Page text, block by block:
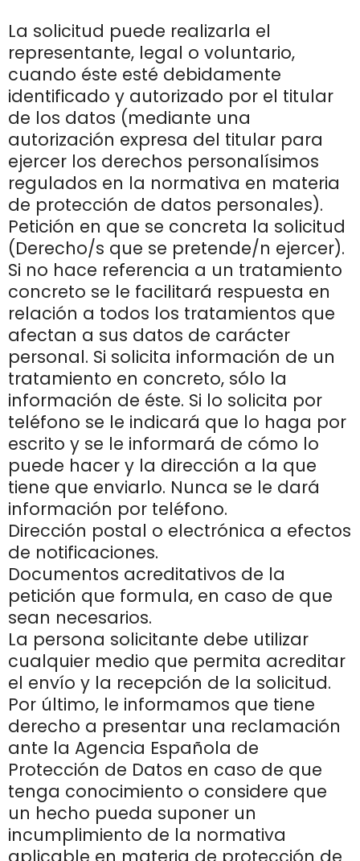
La solicitud puede realizarla el
representante, legal o voluntario,
cuando éste esté debidamente
identificado y autorizado por el titular
de los datos (mediante una
autorización expresa del titular para
ejercer los derechos personalísimos
regulados en la normativa en materia
de protección de datos personales).
Petición en que se concreta la solicitud
(Derecho/s que se pretende/n ejercer).
Si no hace referencia a un tratamiento
concreto se le facilitará respuesta en
relación a todos los tratamientos que
afectan a sus datos de carácter
personal. Si solicita información de un
tratamiento en concreto, sólo la
información de éste. Si lo solicita por
teléfono se le indicará que lo haga por
escrito y se le informará de cómo lo
puede hacer y la dirección a la que
tiene que enviarlo. Nunca se le dará
información por teléfono.
Dirección postal o electrónica a efectos
de notificaciones.
Documentos acreditativos de la
petición que formula, en caso de que
sean necesarios.
La persona solicitante debe utilizar
cualquier medio que permita acreditar
el envío y la recepción de la solicitud.
Por último, le informamos que tiene
derecho a presentar una reclamación
ante la Agencia Española de
Protección de Datos en caso de que
tenga conocimiento o considere que
un hecho pueda suponer un
incumplimiento de la normativa